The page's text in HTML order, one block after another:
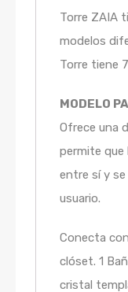
Torre ZAIA
modelos
Torre tiene
MODELO
Ofrece una
permite que
entre sí y
usuario.
Conecta
clóset. 1
cristal